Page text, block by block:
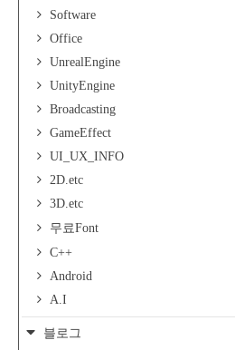
Software
Office
UnrealEngine
UnityEngine
Broadcasting
GameEffect
UI_UX_INFO
2D.etc
3D.etc
무료Font
C++
Android
A.I
블로그